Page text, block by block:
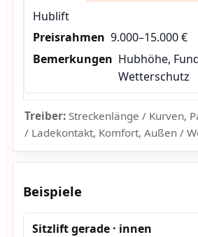
Hublift
9.000–15.000 €
Hubhöhe,
Wetterschutz
Treiber:Streckenlänge / Kurven,
/ Ladekontakt, Komfort, Außen /
Beispiele
Sitzlift gerade · innen